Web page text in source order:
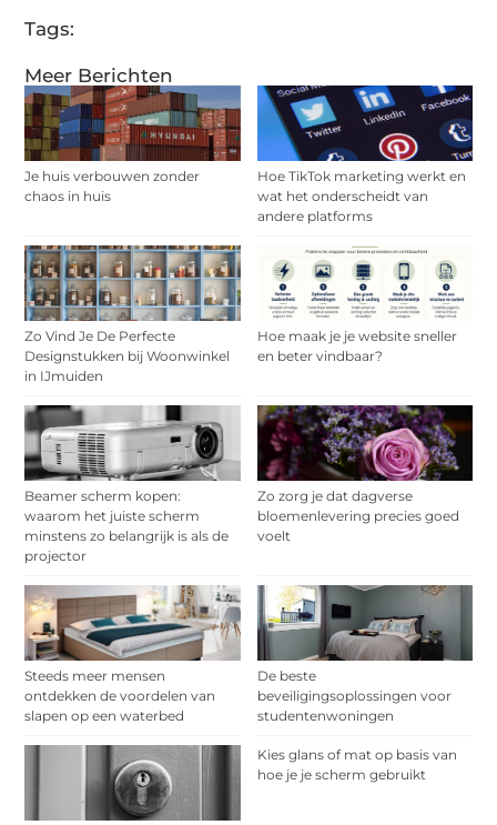
Meer Berichten
Je huis verbouwen zonder
chaos in huis
Hoe TikTok marketing werkt en
wat het onderscheidt van
andere platforms
Zo Vind Je De Perfecte
Designstukken bij Woonwinkel
in IJmuiden
Hoe maak je je website sneller
en beter vindbaar?
Beamer scherm kopen:
waarom het juiste scherm
minstens zo belangrijk is als de
projector
Zo zorg je dat dagverse
bloemenlevering precies goed
voelt
Steeds meer mensen
ontdekken de voordelen van
slapen op een waterbed
De beste
beveiligingsoplossingen voor
studentenwoningen
Kies glans of mat op basis van
hoe je je scherm gebruikt
Tags: